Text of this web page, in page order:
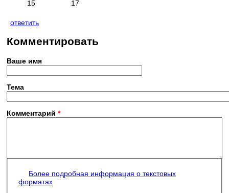
15 17
ответить
Комментировать
Ваше имя
Тема
Комментарий *
Более подробная информация о текстовых
форматах